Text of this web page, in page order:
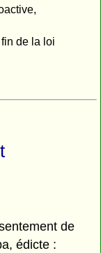
de la loi
de
édicte :